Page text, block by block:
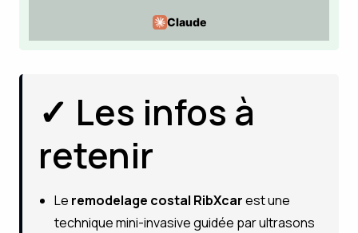
Claude
✓ Les infos à
retenir
Le remodelage costal RibXcarest une
technique mini-invasive guidée par ultrasons